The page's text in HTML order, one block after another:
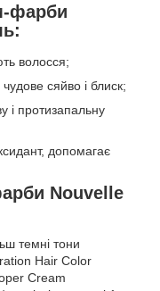
фарби
волосся;
сяйво і блиск;
і протизапальну
допомагає
Nouvelle
темні тони
Hair Color
Cream